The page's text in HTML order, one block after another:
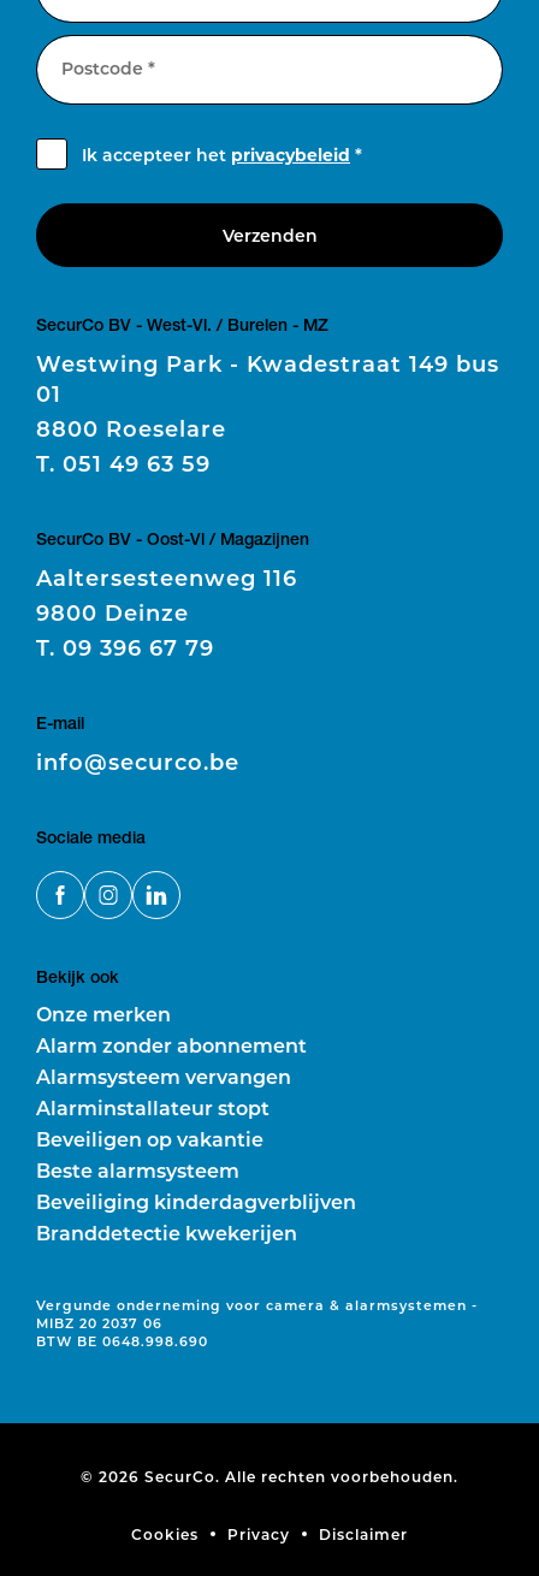
Postcode *
Ik accepteer het privacybeleid *
Verzenden
SecurCo BV - West-Vl. / Burelen - MZ
Westwing Park - Kwadestraat 149 bus
01
8800 Roeselare
T. 051 49 63 59
SecurCo BV - Oost-Vl / Magazijnen
Aaltersesteenweg 116
9800 Deinze
T. 09 396 67 79
E-mail
E
info@securco.be
Sociale media
Bekijk ook
Onze merken
Alarm zonder abonnement
Alarmsysteem vervangen
Alarminstallateur stopt
Beveiligen op vakantie
Beste alarmsysteem
Beveiliging kinderdagverblijven
Branddetectie kwekerijen
Vergunde onderneming voor camera & alarmsystemen -
MIBZ 20 2037 06
BTW BE 0648.998.690
© 2026 SecurCo. Alle rechten voorbehouden.
Cookies Privacy Disclaimer